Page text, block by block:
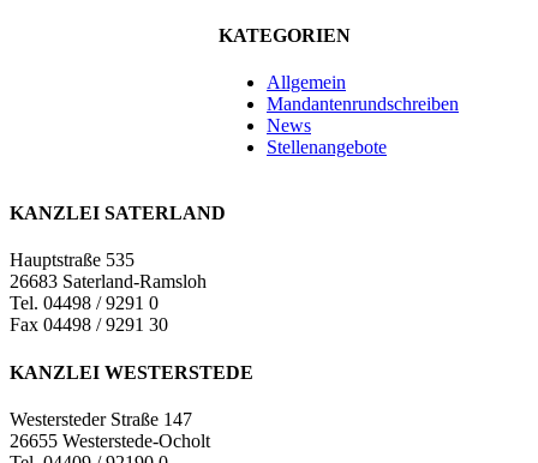
KATEGORIEN
Allgemein
Mandantenrundschreiben
News
Stellenangebote
KANZLEI SATERLAND
Hauptstraße 535
26683 Saterland-Ramsloh
Tel. 04498 / 9291 0
Fax 04498 / 9291 30
KANZLEI WESTERSTEDE
Westersteder Straße 147
26655 Westerstede-Ocholt